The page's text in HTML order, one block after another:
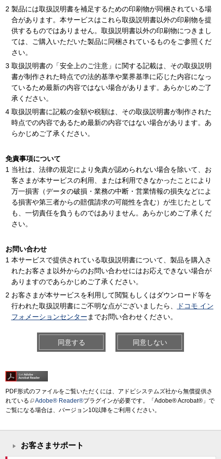
製品には取扱説明書を補足するための印刷物が同梱されている場
合があります。本サービスはこれら取扱説明書以外の印刷物を提
供するものではありません。取扱説明書以外の印刷物につきまし
ては、ご購入いただいた製品に同梱されているものをご参照くだ
さい。
取扱説明書の「安全上のご注意」に関する記載は、その取扱説明
書が制作された時点での法的基準や業界基準に応じた内容になっ
ているため最新の内容ではない場合があります。あらかじめご了
承ください。
取扱説明書に記載の金額や税額は、その取扱説明書が制作された
時点での内容であるため最新の内容ではない場合があります。あ
らかじめご了承ください。
免責事項について
当社は、法律の規定により免責が認められない場合を除いて、お
客さまが本サービスの利用、または利用できなかったことにより
万一損害（データの破損・業務の中断・営業情報の損失などによ
る損害や第三者からの賠償請求の可能性を含む）が生じたとして
も、一切責任を負うものではありません。あらかじめご了承くだ
さい。
お問い合わせ
本サービスで提供されている取扱説明書について、製品を購入さ
れたお客さま以外からのお問い合わせにはお応えできない場合が
ありますのであらかじめご了承ください。
お客さまが本サービスを利用して閲覧もしくはダウンロード等を
行われた取扱説明書にご不明な点がございましたら、
ドコモ イン
フォメーションセンター までお問い合わせください。
同意する 同意しない
PDF形式のファイルをご覧いただくには、アドビシステムズ社から無償提供さ
れている
Adobe® Reader®プラグインが必要です。「Adobe® Acrobat®」で
ご覧になる場合は、バージョン10以降をご利用ください。
お客さまサポート